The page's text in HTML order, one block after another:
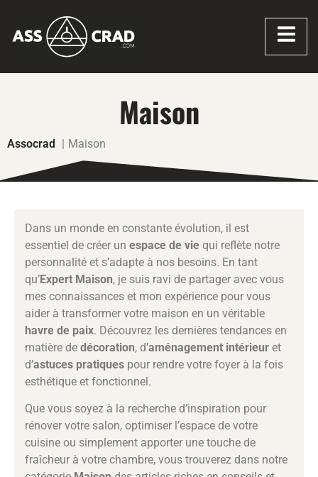
Maison
Assocrad Maison
Dans un monde en constante évolution, il est
essentiel de créer un espace de vie qui reflète notre
personnalité et s’adapte à nos besoins. En tant
qu’Expert Maison, je suis ravi de partager avec vous
mes connaissances et mon expérience pour vous
aider à transformer votre maison en un véritable
havre de paix. Découvrez les dernières tendances en
matière de décoration, d’aménagement intérieur et
d’astuces pratiques pour rendre votre foyer à la fois
esthétique et fonctionnel.
Que vous soyez à la recherche d’inspiration pour
rénover votre salon, optimiser l’espace de votre
cuisine ou simplement apporter une touche de
fraîcheur à votre chambre, vous trouverez dans notre